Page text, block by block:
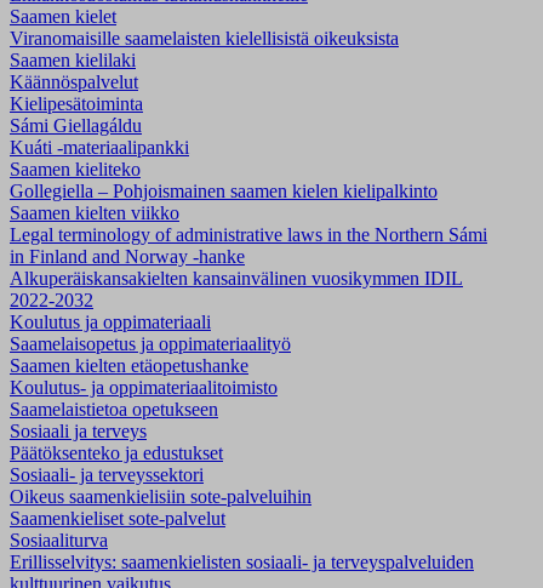
Saamen kielet
Viranomaisille saamelaisten kielellisistä oikeuksista
Saamen kielilaki
Käännöspalvelut
Kielipesätoiminta
Sámi Giellagáldu
Kuáti -materiaalipankki
Saamen kieliteko
Gollegiella – Pohjoismainen saamen kielen kielipalkinto
Saamen kielten viikko
Legal terminology of administrative laws in the Northern Sámi
in Finland and Norway -hanke
Alkuperäiskansakielten kansainvälinen vuosikymmen IDIL
2022-2032
Koulutus ja oppimateriaali
Saamelaisopetus ja oppimateriaalityö
Saamen kielten etäopetushanke
Koulutus- ja oppimateriaalitoimisto
Saamelaistietoa opetukseen
Sosiaali ja terveys
Päätöksenteko ja edustukset
Sosiaali- ja terveyssektori
Oikeus saamenkielisiin sote-palveluihin
Saamenkieliset sote-palvelut
Sosiaaliturva
Erillisselvitys: saamenkielisten sosiaali- ja terveyspalveluiden
kulttuurinen vaikutus